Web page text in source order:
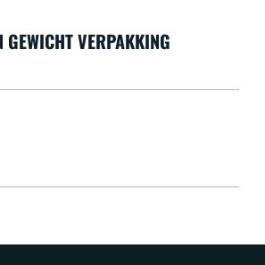
GEWICHT VERPAKKING